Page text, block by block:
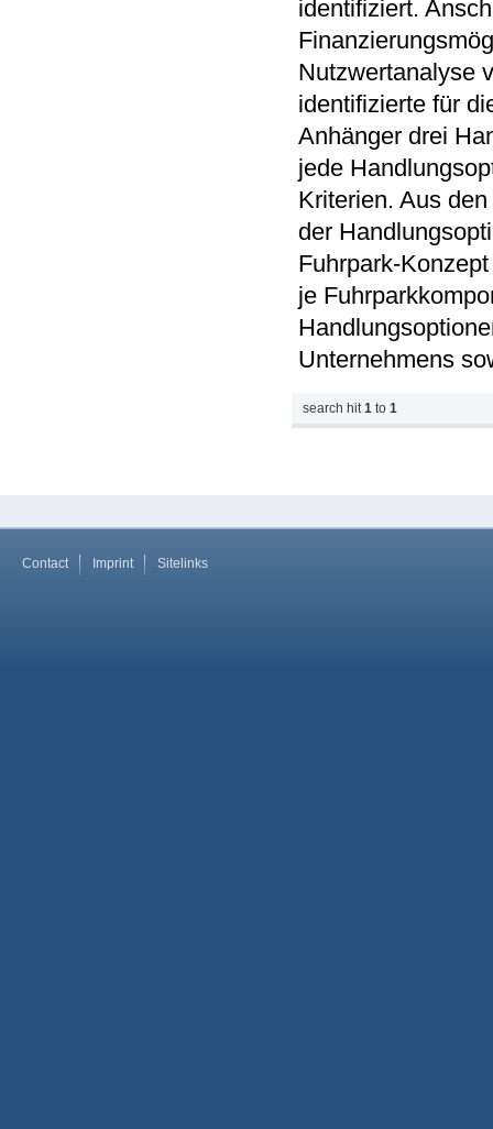
identifiziert.
Nutzwertanalyse
identifizierte für
Anhänger drei
jede
Kriterien. Aus
der
Fuhrpark-
je
Unternehmens
search hit1 to 1
Contact Imprint Sitelinks